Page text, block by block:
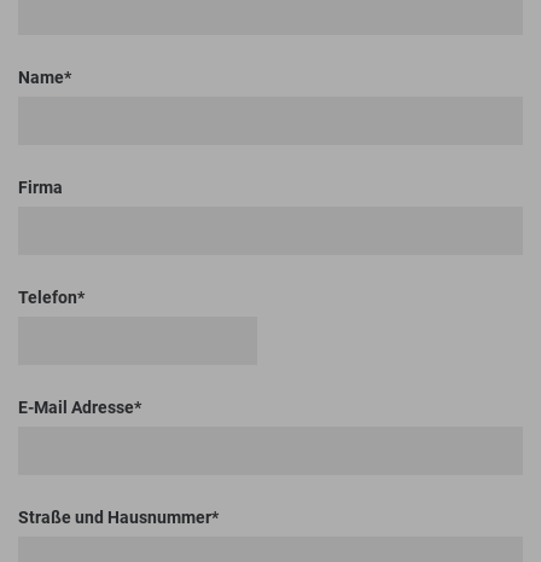
Name
Firma
Telefon
E-Mail Adresse
Straße und Hausnummer